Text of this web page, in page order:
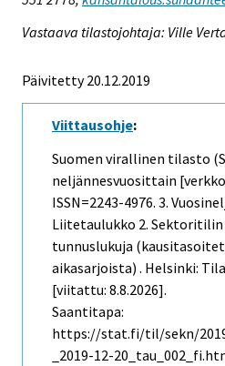
Vastaava tilastojohtaja: Ville
Päivitetty 20.12.2019
Viittausohje:
Suomen virallinen tilasto
neljännesvuosittain
ISSN=2243-4976. 3.
Liitetaulukko 2. Sektoritilin
tunnuslukuja
aikasarjoista) . Helsinki:
[viitattu: 8.8.2026].
Saantitapa:
https://stat.fi/til/sekn/
_2019-12-